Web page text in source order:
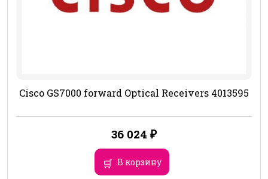
Cisco GS7000 forward Optical Receivers 4013595
36 024 ₽
В корзину